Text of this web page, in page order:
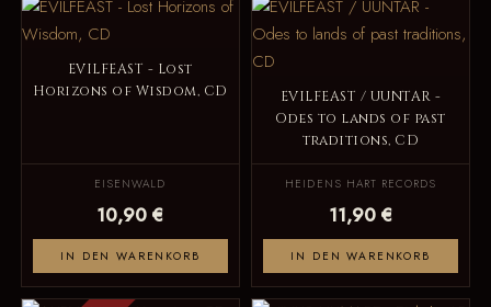
EVILFEAST - Lost
Horizons of Wisdom, CD
EISENWALD
10,90 €
IN DEN WARENKORB
EVILFEAST / UUNTAR -
Odes to lands of past
traditions, CD
HEIDENS HART RECORDS
11,90 €
IN DEN WARENKORB